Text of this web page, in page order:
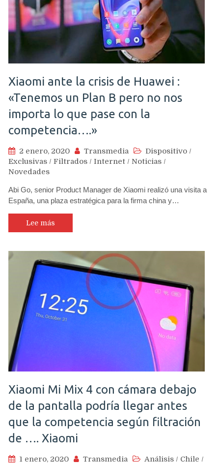
Xiaomi ante la crisis de Huawei :
«Tenemos un Plan B pero no nos
importa lo que pase con la
competencia….»
2 enero, 2020 Transmedia Dispositivo /
Exclusivas / Filtrados / Internet / Noticias /
Novedades
Abi Go, senior Product Manager de Xiaomi realizó una visita a
España, una plaza estratégica para la firma china y…
Lee más
Xiaomi Mi Mix 4 con cámara debajo
de la pantalla podría llegar antes
que la competencia según filtración
de …. Xiaomi
1 enero, 2020 Transmedia Análisis / Chile /